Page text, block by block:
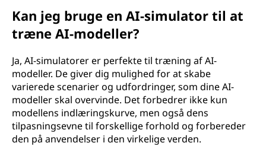
Kan jeg bruge en AI-simulator til at
træne AI-modeller?
Ja, AI-simulatorer er perfekte til træning af AI-
modeller. De giver dig mulighed for at skabe
varierede scenarier og udfordringer, som dine AI-
modeller skal overvinde. Det forbedrer ikke kun
modellens indlæringskurve, men også dens
tilpasningsevne til forskellige forhold og forbereder
den på anvendelser i den virkelige verden.